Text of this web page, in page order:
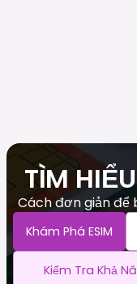
TÌM
Cách đơn giản để
Khám Phá ESIM
Kiểm Tra Khả